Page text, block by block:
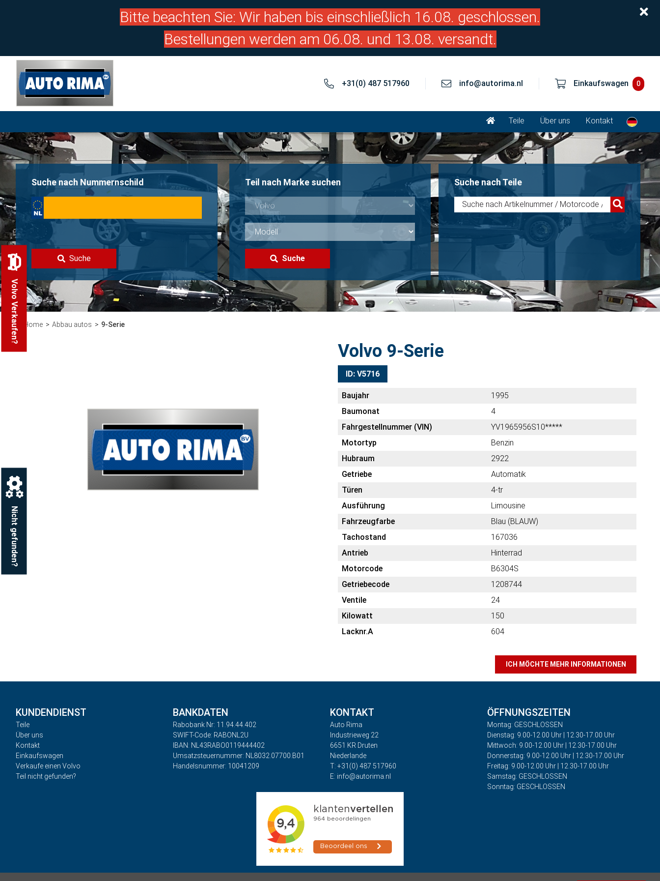
Bitte beachten Sie: Wir haben bis einschließlich 16.08. geschlossen.
Bestellungen werden am 06.08. und 13.08. versandt.
+31(0) 487 517960 info@autorima.nl Einkaufswagen 0
Teile Über uns Kontakt
Suche nach Nummernschild
Suche
Teil nach Marke suchen
Suche
Suche nach Teile
Home Abbau autos 9-Serie
Volvo 9-Serie
ID: V5716
Baujahr
1995
Baumonat
4
Fahrgestellnummer (VIN)
YV1965956S10*****
Motortyp
Benzin
Hubraum
2922
Getriebe
Automatik
Türen
4-tr
Ausführung
Limousine
Fahrzeugfarbe
Blau (BLAUW)
Tachostand
167036
Antrieb
Hinterrad
Motorcode
B6304S
Getriebecode
1208744
Ventile
24
Kilowatt
150
Lacknr.A
604
ICH MÖCHTE MEHR INFORMATIONEN
KUNDENDIENST
Teile
Über uns
Kontakt
Einkaufswagen
Verkaufe einen Volvo
Teil nicht gefunden?
BANKDATEN
Rabobank Nr: 11.94.44.402
SWIFT-Code: RABONL2U
IBAN: NL43RABO0119444402
Umsatzsteuernummer: NL8032.07700.B01
Handelsnummer: 10041209
KONTAKT
Auto Rima
Industrieweg 22
6651 KR Druten
Niederlande
T: +31(0) 487 517960
E: info@autorima.nl
ÖFFNUNGSZEITEN
Montag: GESCHLOSSEN
Dienstag: 9.00-12.00 Uhr | 12.30-17.00 Uhr
Mittwoch: 9.00-12.00 Uhr | 12.30-17.00 Uhr
Donnerstag: 9.00-12.00 Uhr | 12.30-17.00 Uhr
Freitag: 9.00-12.00 Uhr | 12.30-17.00 Uhr
Samstag: GESCHLOSSEN
Sonntag: GESCHLOSSEN
Volvo Verkaufen?
Nicht gefunden?